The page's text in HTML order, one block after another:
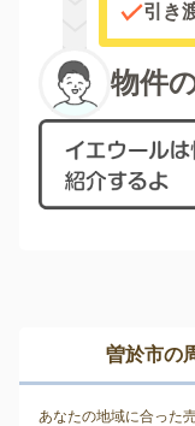
引き
物件
曽於市の
あなたの地域に合った